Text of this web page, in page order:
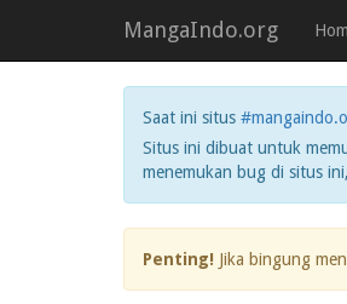
MangaIndo.org
Saat ini situs
Situs ini dibuat untuk
menemukan bug di situs
Penting! Jika bingung